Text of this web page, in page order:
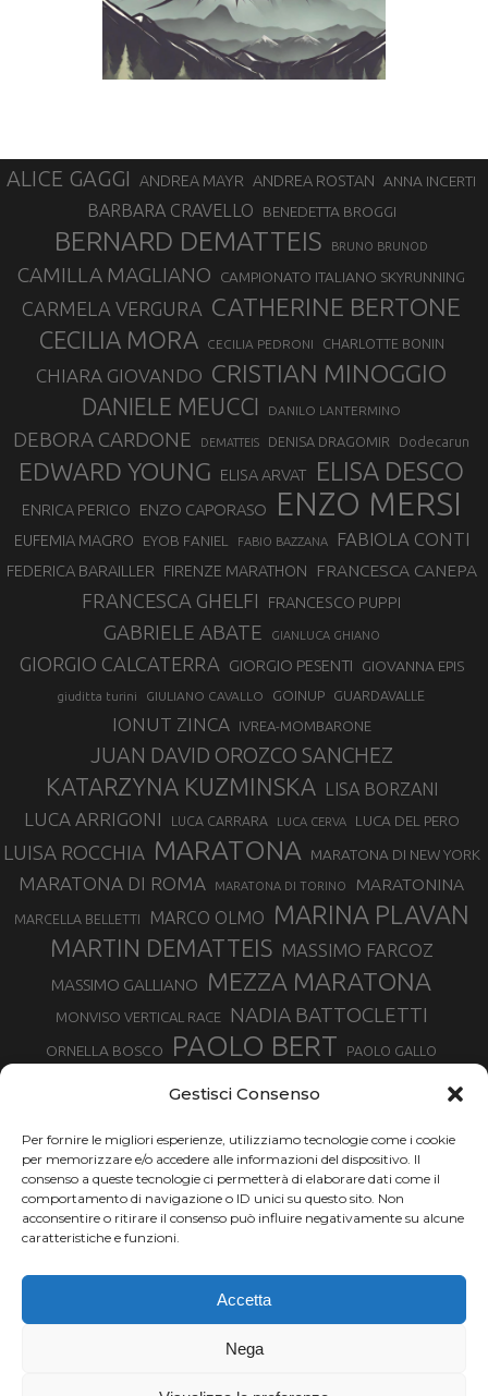
Gestisci Consenso
Per fornire le migliori esperienze, utilizziamo tecnologie come i cookie
per memorizzare e/o accedere alle informazioni del dispositivo. Il
consenso a queste tecnologie ci permetterà di elaborare dati come il
comportamento di navigazione o ID unici su questo sito. Non
acconsentire o ritirare il consenso può influire negativamente su alcune
caratteristiche e funzioni.
Accetta
Nega
ALICE GAGGI ANDREA MAYR ANDREA ROSTAN ANNA INCERTI
BARBARA CRAVELLO BENEDETTA BROGGI
BERNARD DEMATTEIS BRUNO BRUNOD
CAMILLA MAGLIANO CAMPIONATO ITALIANO SKYRUNNING
CARMELA VERGURA CATHERINE BERTONE
CECILIA MORA CECILIA PEDRONI CHARLOTTE BONIN
CHIARA GIOVANDO CRISTIAN MINOGGIO
DANIELE MEUCCI DANILO LANTERMINO
DEBORA CARDONE DEMATTEIS DENISA DRAGOMIR Dodecarun
EDWARD YOUNG ELISA ARVAT ELISA DESCO
ENRICA PERICO ENZO CAPORASO ENZO MERSI
EUFEMIA MAGRO EYOB FANIEL FABIO BAZZANA FABIOLA CONTI
FEDERICA BARAILLER FIRENZE MARATHON FRANCESCA CANEPA
FRANCESCA GHELFI FRANCESCO PUPPI
GABRIELE ABATE GIANLUCA GHIANO
GIORGIO CALCATERRA GIORGIO PESENTI GIOVANNA EPIS
giuditta turini GIULIANO CAVALLO GOINUP GUARDAVALLE
IONUT ZINCA IVREA-MOMBARONE
JUAN DAVID OROZCO SANCHEZ
KATARZYNA KUZMINSKA LISA BORZANI
LUCA ARRIGONI LUCA CARRARA LUCA CERVA LUCA DEL PERO
LUISA ROCCHIA MARATONA MARATONA DI NEW YORK
MARATONA DI ROMA MARATONA DI TORINO MARATONINA
MARCELLA BELLETTI MARCO OLMO MARINA PLAVAN
MARTIN DEMATTEIS MASSIMO FARCOZ
MASSIMO GALLIANO MEZZA MARATONA
MONVISO VERTICAL RACE NADIA BATTOCLETTI
ORNELLA BOSCO PAOLO BERT PAOLO GALLO
SILVIA SERAFINI SONIA GLAREY TAVAGNASCO TOR DES GEANTS
TOUR MONVISO TRAIL TRAIL MONTE CASTO TROFEO KIMA
TURIN MARATHON URBAN ZEMMER VAL DI FASSA RUNNING
VALENTINA BELOTTI
VENICE MARATHON
XAVIER CHEVRIER
YEMAN CRIPPA